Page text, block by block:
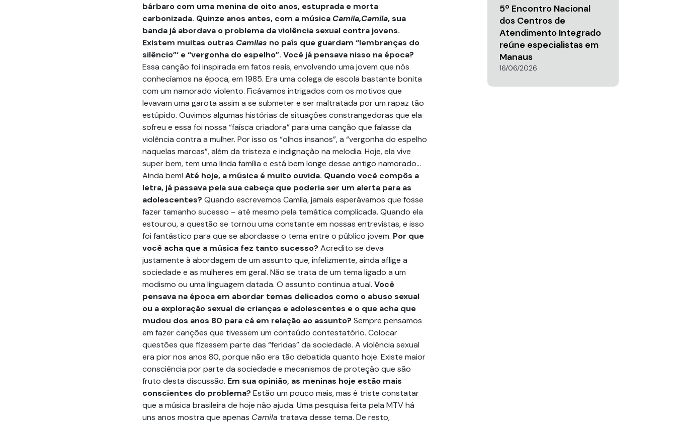
bárbaro com uma menina de oito anos, estuprada e morta
carbonizada. Quinze anos antes, com a música Camila,Camila, sua
banda já abordava o problema da violência sexual contra jovens.
Existem muitas outras Camilas no país que guardam “lembranças do
silêncio”‘ e “vergonha do espelho”. Você já pensava nisso na época?
Essa canção foi inspirada em fatos reais, envolvendo uma jovem que nós
conhecíamos na época, em 1985. Era uma colega de escola bastante bonita
com um namorado violento. Ficávamos intrigados com os motivos que
levavam uma garota assim a se submeter e ser maltratada por um rapaz tão
estúpido. Ouvimos algumas histórias de situações constrangedoras que ela
sofreu e essa foi nossa “faísca criadora” para uma canção que falasse da
violência contra a mulher. Por isso os “olhos insanos”, a “vergonha do espelho
naquelas marcas”, além da tristeza e indignação na melodia. Hoje, ela vive
super bem, tem uma linda família e está bem longe desse antigo namorado…
Ainda bem! Até hoje, a música é muito ouvida. Quando você compôs a
letra, já passava pela sua cabeça que poderia ser um alerta para as
adolescentes? Quando escrevemos Camila, jamais esperávamos que fosse
fazer tamanho sucesso – até mesmo pela temática complicada. Quando ela
estourou, a questão se tornou uma constante em nossas entrevistas, e isso
foi fantástico para que se abordasse o tema entre o público jovem. Por que
você acha que a música fez tanto sucesso? Acredito se deva
justamente à abordagem de um assunto que, infelizmente, ainda aflige a
sociedade e as mulheres em geral. Não se trata de um tema ligado a um
modismo ou uma linguagem datada. O assunto continua atual. Você
pensava na época em abordar temas delicados como o abuso sexual
ou a exploração sexual de crianças e adolescentes e o que acha que
mudou dos anos 80 para cá em relação ao assunto? Sempre pensamos
em fazer canções que tivessem um conteúdo contestatório. Colocar
questões que fizessem parte das “feridas” da sociedade. A violência sexual
era pior nos anos 80, porque não era tão debatida quanto hoje. Existe maior
consciência por parte da sociedade e mecanismos de proteção que são
fruto desta discussão. Em sua opinião, as meninas hoje estão mais
conscientes do problema? Estão um pouco mais, mas é triste constatar
que a música brasileira de hoje não ajuda. Uma pesquisa feita pela MTV há
uns anos mostra que apenas Camila tratava desse tema. De resto,
5º Encontro Nacional
dos Centros de
Atendimento Integrado
reúne especialistas em
Manaus
16/06/2026